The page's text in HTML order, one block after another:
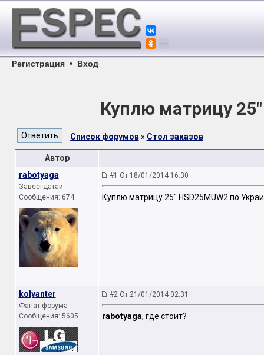
Регистрация • Вход
Куплю матрицу 25"
Список форумов» Стол заказов
Автор
rabotyaga
Завсегдатай
Сообщения: 674
#1 От 18/01/2014 16:30
Куплю матрицу 25" HSD25MUW2 по
kolyanter
Фанат форума
Сообщения: 5605
#2 От 21/01/2014 02:31
rabotyaga, где стоит?